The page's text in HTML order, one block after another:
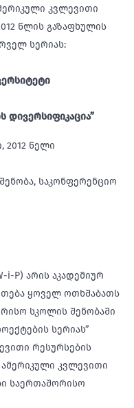
კვლევითი
წლის გაზაფხულის
სერიას:
დივერსიფიკაცია”
2012 წელი
საკონფერენციო
i-P) არის აკადემიურ
ყოველ ოთხშაბათს
სკოლის შენობაში
სერიას”
რესურსების
ამერიკული კვლევითი
საერთაშორისო